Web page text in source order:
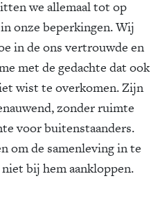
we allemaal tot op
onze beperkingen. Wij
in de ons vertrouwde en
met de gedachte dat ook
wist te overkomen. Zijn
zonder ruimte
voor buitenstaanders.
om de samenleving in te
bij hem aankloppen.